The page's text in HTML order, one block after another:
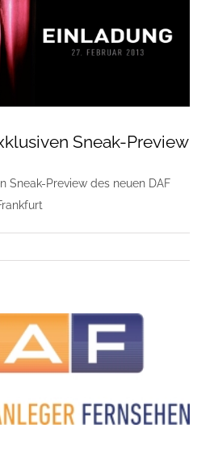
Sneak-Preview
Sneak-Preview des neuen DAF